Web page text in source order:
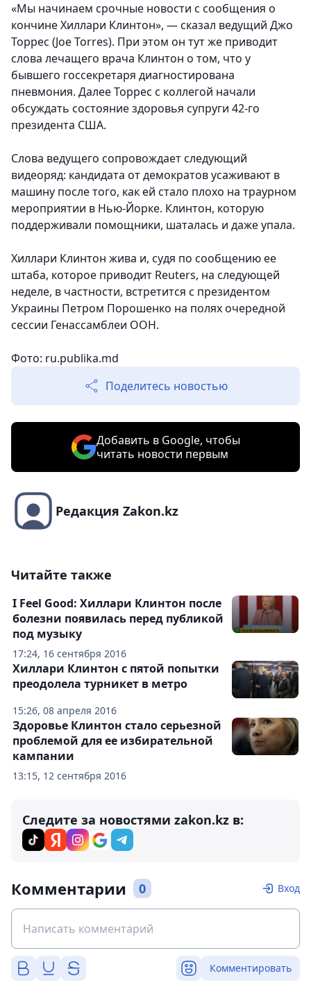
«Мы начинаем срочные новости с сообщения о
кончине Хиллари Клинтон», — сказал ведущий Джо
Торрес (Joe Torres). При этом он тут же приводит
слова лечащего врача Клинтон о том, что у
бывшего госсекретаря диагностирована
пневмония. Далее Торрес с коллегой начали
обсуждать состояние здоровья супруги 42-го
президента США.
Слова ведущего сопровождает следующий
видеоряд: кандидата от демократов усаживают в
машину после того, как ей стало плохо на траурном
мероприятии в Нью-Йорке. Клинтон, которую
поддерживали помощники, шаталась и даже упала.
Хиллари Клинтон жива и, судя по сообщению ее
штаба, которое приводит Reuters, на следующей
неделе, в частности, встретится с президентом
Украины Петром Порошенко на полях очередной
сессии Генассамблеи ООН.
Фото: ru.publika.md
Поделитесь новостью
Добавить в Google, чтобы
читать новости первым
Редакция Zakon.kz
Читайте также
17:24, 16 сентября 2016
I Feel Good: Хиллари Клинтон после
болезни появилась перед публикой
под музыку
15:26, 08 апреля 2016
Хиллари Клинтон с пятой попытки
преодолела турникет в метро
13:15, 12 сентября 2016
Здоровье Клинтон стало серьезной
проблемой для ее избирательной
кампании
Следите за новостями zakon.kz в:
Комментарии 0 Вход
Комментировать